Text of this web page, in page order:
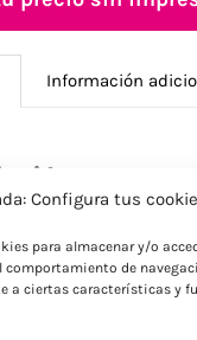
Configura tus
para almacenar y/o
de
a ciertas características y
Información
con
para oficinas,
una opción práctica